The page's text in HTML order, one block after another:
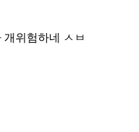
위험하네 ㅅㅂ